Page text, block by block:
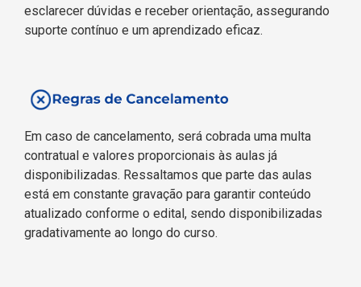
esclarecer dúvidas e receber orientação, assegurando
suporte contínuo e um aprendizado eficaz.
Em caso de cancelamento, será cobrada uma multa
contratual e valores proporcionais às aulas já
disponibilizadas. Ressaltamos que parte das aulas
está em constante gravação para garantir conteúdo
atualizado conforme o edital, sendo disponibilizadas
gradativamente ao longo do curso.